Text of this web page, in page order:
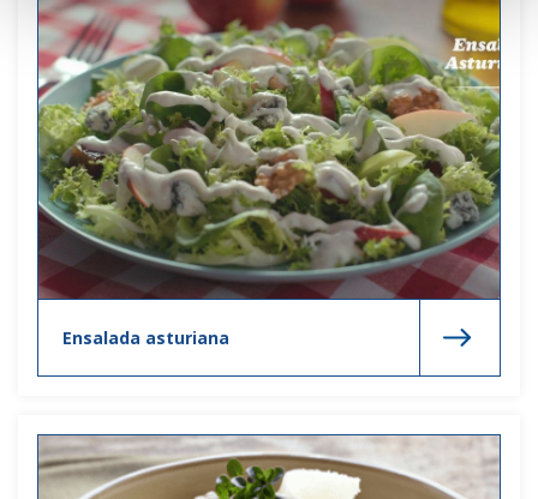
Ensalada asturiana